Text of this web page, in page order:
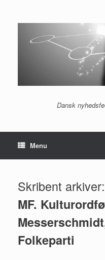
indhold
Dansk
Menu
Skribent arkiver:
MF.
Folkeparti